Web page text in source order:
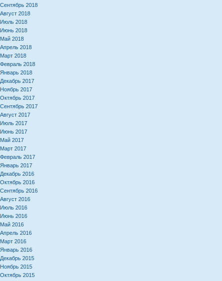
Сентябрь 2018
Август 2018
Июль 2018
Июнь 2018
Май 2018
Апрель 2018
Март 2018
Февраль 2018
Январь 2018
Декабрь 2017
Ноябрь 2017
Октябрь 2017
Сентябрь 2017
Август 2017
Июль 2017
Июнь 2017
Май 2017
Март 2017
Февраль 2017
Январь 2017
Декабрь 2016
Октябрь 2016
Сентябрь 2016
Август 2016
Июль 2016
Июнь 2016
Май 2016
Апрель 2016
Март 2016
Январь 2016
Декабрь 2015
Ноябрь 2015
Октябрь 2015